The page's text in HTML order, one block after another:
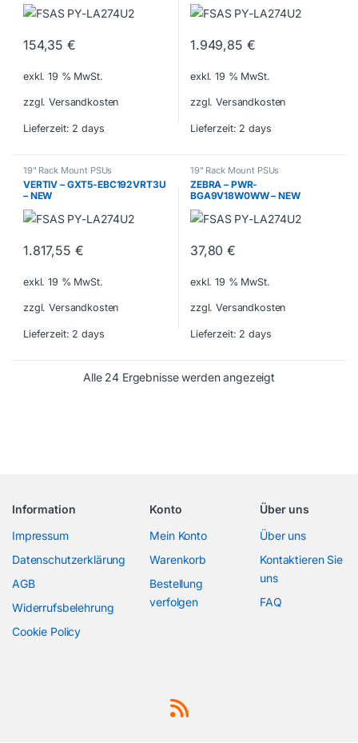
154,35€
exkl. 19 % MwSt.
zzgl. Versandkosten
Lieferzeit: 2 days
1.949,85 €
exkl. 19 % MwSt.
zzgl. Versandkosten
Lieferzeit: 2 days
19" Rack Mount PSUs
VERTIV – GXT5-EBC192VRT3U
– NEW
1.817,55 €
exkl. 19 % MwSt.
zzgl. Versandkosten
Lieferzeit: 2 days
19" Rack Mount PSUs
ZEBRA – PWR-
BGA9V18W0WW – NEW
37,80€
exkl. 19 % MwSt.
zzgl. Versandkosten
Lieferzeit: 2 days
Alle 24 Ergebnisse werden angezeigt
Information
Impressum
Datenschutzerklärung
AGB
Widerrufsbelehrung
Cookie Policy
Konto
Mein Konto
Warenkorb
Bestellung
verfolgen
Über uns
Über uns
Kontaktieren Sie
uns
FAQ